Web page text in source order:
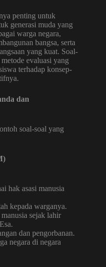
penting untuk
generasi muda yang
warga negara,
bangsa, serta
yang kuat. Soal-
evaluasi yang
terhadap konsep-
dan
soal-soal yang
hak asasi manusia
kepada warganya.
sejak lahir
dan pengorbanan.
negara di negara